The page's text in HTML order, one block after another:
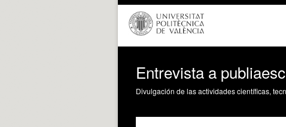
Entrevista a
Divulgación de las actividades científicas,